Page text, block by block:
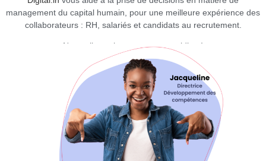
management du capital humain, pour une meilleure expérience des
collaborateurs : RH, salariés et candidats au recrutement.
Nous allons changer votre quotidien !